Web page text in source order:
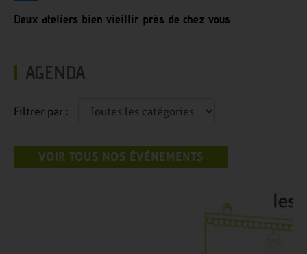
Deux ateliers bien vieillir près de chez vous
Filtrer par :
VOIR TOUS NOS ÉVÉNEMENTS
AGENDA